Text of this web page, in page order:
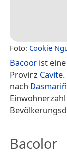
Foto: Cookie
Bacoor ist eine
Provinz Cavite
nach
Bacolor